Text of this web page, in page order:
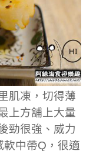
肌凍，切得薄
上方舖上大量
勁很強、威力
軟中帶Q，很適